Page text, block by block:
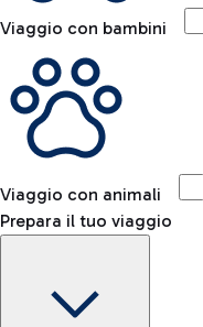
Viaggio con bambini
Viaggio con animali
Prepara il tuo viaggio